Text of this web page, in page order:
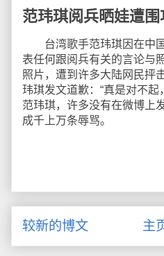
范玮琪阅兵晒娃遭围
台湾歌手范玮琪因在中国
表任何跟阅兵有关的言论与
照片，遭到许多大陆网民抨
玮琪发文道歉：“真是对不起
范玮琪，许多没有在微博上
成千上万条辱骂。
较新的博文 主